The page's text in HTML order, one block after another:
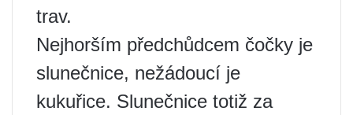
trav.
Nejhorším předchůdcem čočky je
slunečnice, nežádoucí je
kukuřice. Slunečnice totiž za